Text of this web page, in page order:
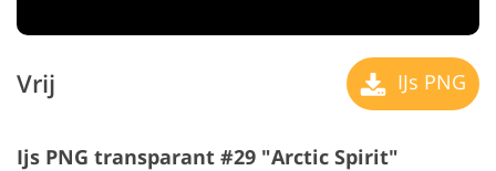
Vrij IJs PNG
Ijs PNG transparant #29 "Arctic Spirit"